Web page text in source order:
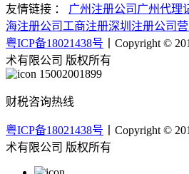
友情链接 ：
广州注册公司 广州代理
海注册公司 工商注册深圳注册公司
粤ICP备18021438号 丨Copyright ©
术有限公司 版权所有
15002001899
财税咨询热线
粤ICP备18021438号 丨Copyright ©
术有限公司 版权所有